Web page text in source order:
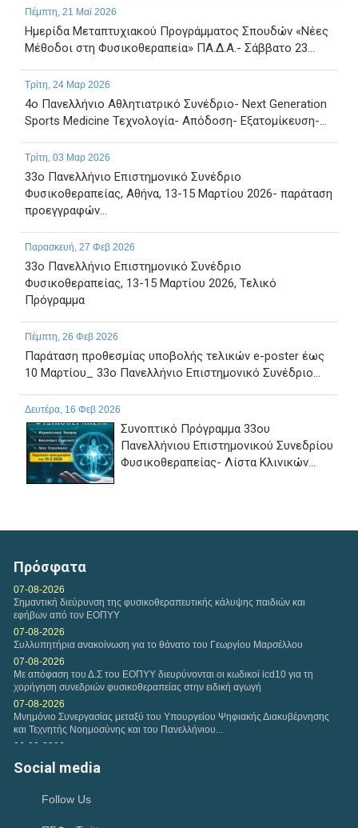
Πέμπτη, 21 Μαϊ 2026
Ημερίδα Μεταπτυχιακού Προγράμματος Σπουδών «Νέες
Μέθοδοι στη Φυσικοθεραπεία» ΠΑ.Δ.Α.- Σάββατο 23...
Τρίτη, 24 Μαρ 2026
4ο Πανελλήνιο Αθλητιατρικό Συνέδριο- Next Generation
Sports Medicine Τεχνολογία- Απόδοση- Εξατομίκευση-...
Τρίτη, 03 Μαρ 2026
33ο Πανελλήνιο Επιστημονικό Συνέδριο
Φυσικοθεραπείας, Αθήνα, 13-15 Μαρτίου 2026- παράταση
προεγγραφών...
Παρασκευή, 27 Φεβ 2026
33ο Πανελλήνιο Επιστημονικό Συνέδριο
Φυσικοθεραπείας, 13-15 Μαρτίου 2026, Τελικό
Πρόγραμμα
Πέμπτη, 26 Φεβ 2026
Παράταση προθεσμίας υποβολής τελικών e-poster έως
10 Μαρτίου_ 33ο Πανελλήνιο Επιστημονικό Συνέδριο...
Δευτέρα, 16 Φεβ 2026
Συνοπτικό Πρόγραμμα 33ου
Πανελλήνιου Επιστημονικού Συνεδρίου
Φυσικοθεραπείας- Λίστα Κλινικών...
Αναφορικά με τη διαδικασία υποβολών Ευρωπαίων
Τετάρτη, 04 Φεβ 2026
Η εταιρεία της VODAFONE προσφέρει στα μέλη του
Πανελλήνιου Συλλόγου Φυσικοθεραπευτών Σ.Φ. ειδική...
Δευτέρα, 02 Φεβ 2026
Πρόταση συνεργασίας Π.Σ.Φ. και ΚΕΚ ΓΣΕΒΕΕ-ΚΔΒΜ στο
πλαίσιο παροχής προγραμμάτων επιμόρφωσης για...
Παρασκευή, 30 Ιαν 2026
Ευρωπαϊκό Συνέδριο HEPA 2026 έχει ξεκινήσει. HEPA...
Πρόσφατα
07-08-2026
Σημαντική διεύρυνση της φυσικοθεραπευτικής κάλυψης παιδιών και
εφήβων από τον ΕΟΠΥΥ
07-08-2026
Συλλυπητήρια ανακοίνωση για το θάνατο του Γεωργίου Μαρσέλλου
07-08-2026
Με απόφαση του Δ.Σ του ΕΟΠΥΥ διευρύνονται οι κωδικοί icd10 για τη
χορήγηση συνεδριών φυσικοθεραπείας στην ειδική αγωγή
07-08-2026
Μνημόνιο Συνεργασίας μεταξύ του Υπουργείου Ψηφιακής Διακυβέρνησης
και Τεχνητής Νοημοσύνης και του Πανελλήνιου...
06-08-2026
Ανώτατης Εκπαίδευσης Νίκο Παπαϊωάννου
Ιούλιος 2026-Μηνιαία Ανασκόπηση
Social media
Follow Us